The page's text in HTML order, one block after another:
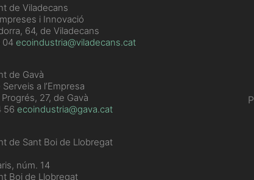
de Viladecans
i Innovació
64, de Viladecans
04ecoindustria@viladecans.cat
de Gavà
a l’Empresa
27, de Gavà
56 ecoindustria@gava.cat
de Sant Boi de Llobregat
núm. 14
Boi de Llobregat